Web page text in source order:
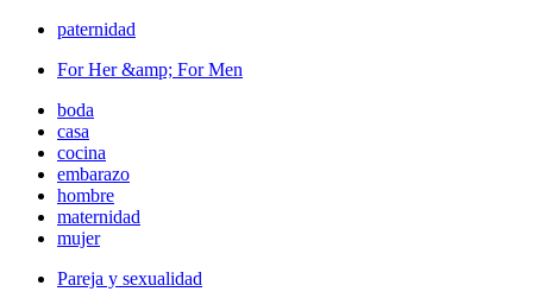
paternidad
For Her &amp; For Men
boda
casa
cocina
embarazo
hombre
maternidad
mujer
Pareja y sexualidad